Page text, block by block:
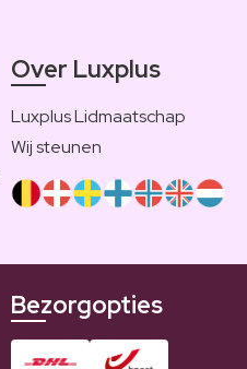
Over Luxplus
Luxplus Lidmaatschap
Wij steunen
Bezorgopties